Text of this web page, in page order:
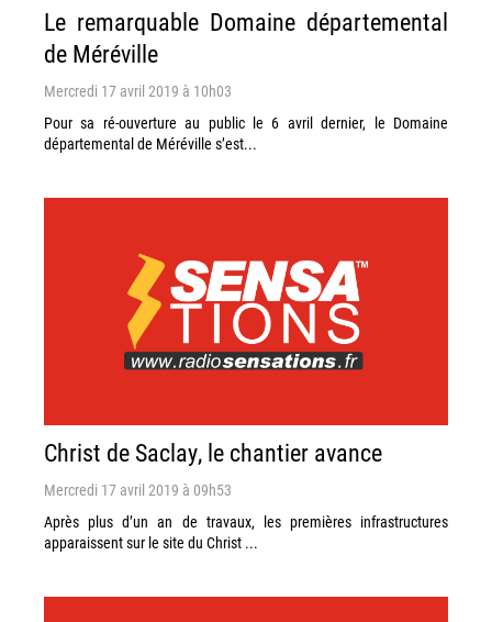
Le remarquable Domaine départemental
de Méréville
Mercredi 17 avril 2019 à 10h03
Pour sa ré-ouverture au public le 6 avril dernier, le Domaine
départemental de Méréville s’est...
Christ de Saclay, le chantier avance
Mercredi 17 avril 2019 à 09h53
Après plus d’un an de travaux, les premières infrastructures
apparaissent sur le site du Christ ...